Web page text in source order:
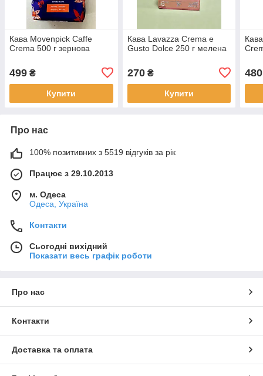
Кава Movenpick Caffe
Crema 500 г зернова
499 ₴
Купити
Кава Lavazza Crema e
Gusto Dolce 250 г мелена
270₴
Купити
480
Про нас
100% позитивних з 5519 відгуків за рік
Працює з 29.10.2013
м. Одеса
Одеса, Україна
Контакти
Сьогодні вихідний
Показати весь графік роботи
Про нас
Контакти
Доставка та оплата